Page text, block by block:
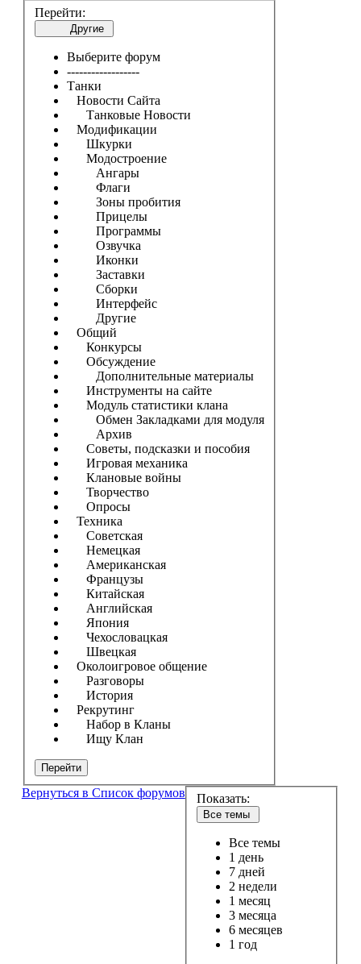
Перейти:
Другие
Выберите форум
------------------
Танки
Новости Сайта
Танковые Новости
Модификации
Шкурки
Модостроение
Ангары
Флаги
Зоны пробития
Прицелы
Программы
Озвучка
Иконки
Заставки
Сборки
Интерфейс
Другие
Общий
Конкурсы
Обсуждение
Дополнительные материалы
Инструменты на сайте
Модуль статистики клана
Обмен Закладками для модуля
Архив
Советы, подсказки и пособия
Игровая механика
Клановые войны
Творчество
Опросы
Техника
Советская
Немецкая
Американская
Французы
Китайская
Английская
Япония
Чехословацкая
Швецкая
Околоигровое общение
Разговоры
История
Рекрутинг
Набор в Кланы
Ищу Клан
Перейти
Вернуться в Список форумов Показать:
Все темы
Все темы
1 день
7 дней
2 недели
1 месяц
3 месяца
6 месяцев
1 год